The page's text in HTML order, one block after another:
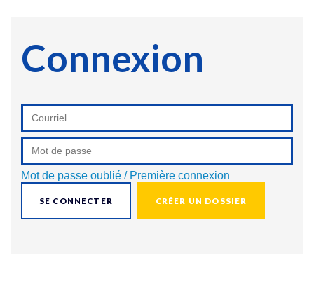
Connexion
Mot de passe oublié / Première connexion
CRÉER UN DOSSIER